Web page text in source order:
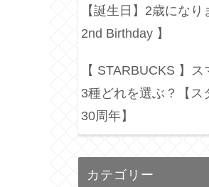
【誕生日】2歳にな
2nd Birthday 】
【 STARBUCKS 】
3種どれを選ぶ？【ス
30周年】
カテゴリー